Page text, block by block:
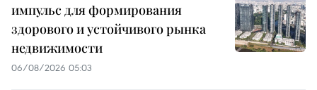
импульс для формирования
здорового и устойчивого рынка
недвижимости
06/08/2026 05:03